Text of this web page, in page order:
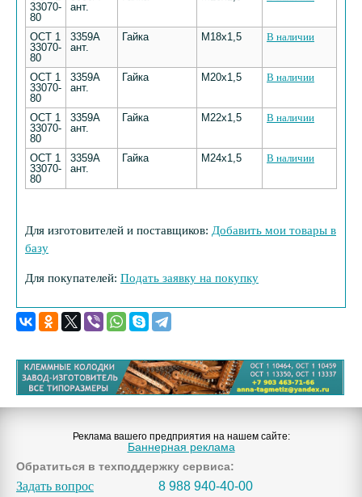
33070-
80
ант.
ОСТ 1
33070-
80
3359А
ант.
Гайка М18х1,5 В наличии
ОСТ 1
33070-
80
3359А
ант.
Гайка М20х1,5 В наличии
ОСТ 1
33070-
80
3359А
ант.
Гайка М22х1,5 В наличии
ОСТ 1
33070-
80
3359А
ант.
Гайка М24х1,5 В наличии
Для изготовителей и поставщиков: Добавить мои товары в
базу
Для покупателей: Подать заявку на покупку
Реклама вашего предприятия на нашем сайте:
Баннерная реклама
Обратиться в техподдержку сервиса:
Задать вопрос 8 988 940-40-00